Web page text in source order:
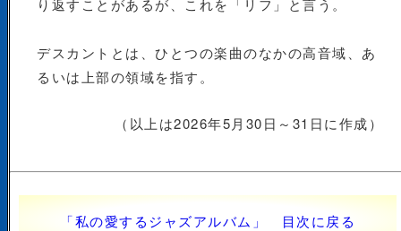
り返すことがあるが、これを「リフ」と言う。
デスカントとは、ひとつの楽曲のなかの高音域、あ
るいは上部の領域を指す。
（以上は2026年5月30日～31日に作成）
「私の愛するジャズアルバム」 目次に戻る